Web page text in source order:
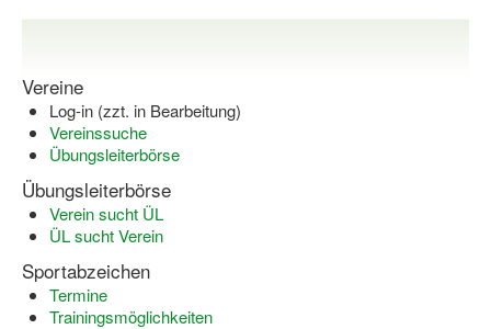
Aktionen zu "Bewegt Älter werden" / "Bewegt gesund
Bewegungsmodel
SSB-Sport
Gymnastik und Entspannung für Frauen
Koronarsport
Seniorensport
Vereine
Log-in (zzt. in Bearbeitung)
Vereinssuche
Übungsleiterbörse
Übungsleiterbörse
Verein sucht ÜL
ÜL sucht Verein
Sportabzeichen
Termine
Trainingsmöglichkeiten